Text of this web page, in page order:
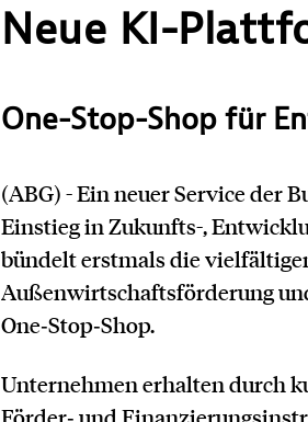
Neue KI-
One-Stop-Shop für
(ABG) - Ein neuer Service der
Einstieg in Zukunfts-,
bündelt erstmals die
Außenwirtschaftsförderung
One‑Stop‑Shop.
Unternehmen erhalten durch